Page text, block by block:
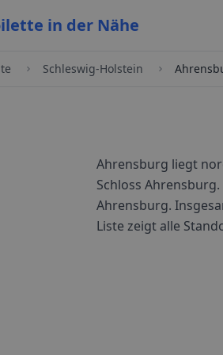
in der Nähe
Schleswig-Holstein
Ahrensburg liegt
Schloss
Ahrensburg.
Liste zeigt alle